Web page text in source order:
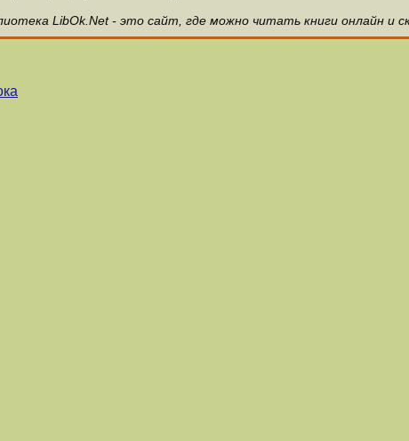
LibOk.Net - это сайт, где можно читать книги онлайн и